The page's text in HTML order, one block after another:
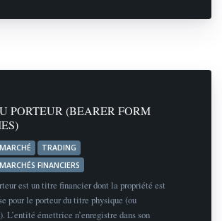
PORTEUR (BEARER FORM
TRADING
FINANCIERS
est un titre financier dont la propriété est
pour le porteur du titre physique (ou
L’entité émettrice n’enregistre dans son